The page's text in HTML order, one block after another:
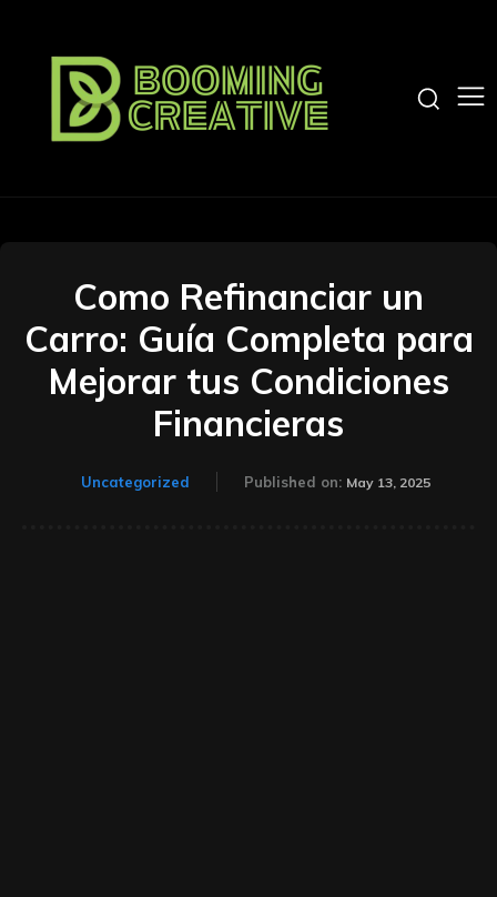
Como Refinanciar un
Carro: Guía Completa para
Mejorar tus Condiciones
Financieras
Uncategorized Published on: May 13, 2025